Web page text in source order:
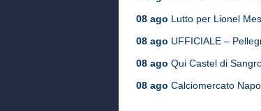
08 ago Lutto per Lionel
08 ago UFFICIALE –
08 ago Qui Castel di
08 ago Calciomercato